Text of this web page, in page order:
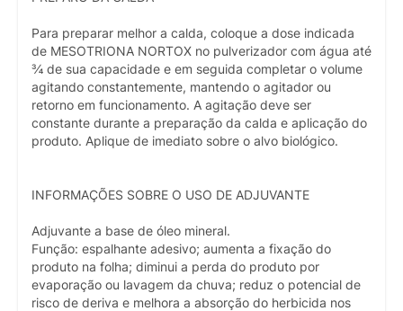
Para preparar melhor a calda, coloque a dose indicada
de MESOTRIONA NORTOX no pulverizador com água até
¾ de sua capacidade e em seguida completar o volume
agitando constantemente, mantendo o agitador ou
retorno em funcionamento. A agitação deve ser
constante durante a preparação da calda e aplicação do
produto. Aplique de imediato sobre o alvo biológico.
INFORMAÇÕES SOBRE O USO DE ADJUVANTE
Adjuvante a base de óleo mineral.
Função: espalhante adesivo; aumenta a fixação do
produto na folha; diminui a perda do produto por
evaporação ou lavagem da chuva; reduz o potencial de
risco de deriva e melhora a absorção do herbicida nos